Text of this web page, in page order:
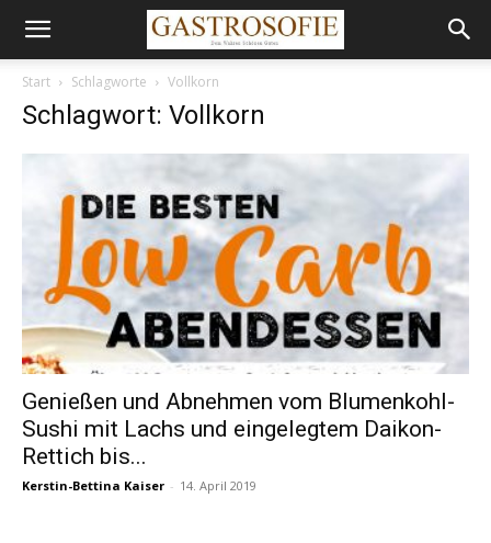
Start Schlagworte Vollkorn
Schlagwort: Vollkorn
Genießen und Abnehmen vom Blumenkohl-
Sushi mit Lachs und eingelegtem Daikon-
Rettich bis...
Kerstin-Bettina Kaiser - 14. April 2019